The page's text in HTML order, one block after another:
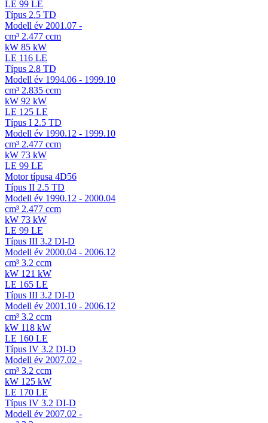
LE 99 LE
Típus 2.5 TD
Modell év 2001.07 -
cm³ 2.477 ccm
kW 85 kW
LE 116 LE
Típus 2.8 TD
Modell év 1994.06 - 1999.10
cm³ 2.835 ccm
kW 92 kW
LE 125 LE
Típus I 2.5 TD
Modell év 1990.12 - 1999.10
cm³ 2.477 ccm
kW 73 kW
LE 99 LE
Motor típusa 4D56
Típus II 2.5 TD
Modell év 1990.12 - 2000.04
cm³ 2.477 ccm
kW 73 kW
LE 99 LE
Típus III 3.2 DI-D
Modell év 2000.04 - 2006.12
cm³ 3.2 ccm
kW 121 kW
LE 165 LE
Típus III 3.2 DI-D
Modell év 2001.10 - 2006.12
cm³ 3.2 ccm
kW 118 kW
LE 160 LE
Típus IV 3.2 DI-D
Modell év 2007.02 -
cm³ 3.2 ccm
kW 125 kW
LE 170 LE
Típus IV 3.2 DI-D
Modell év 2007.02 -